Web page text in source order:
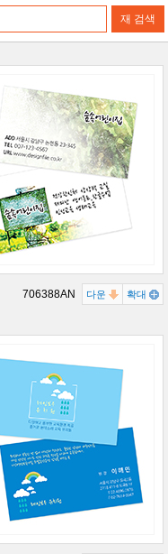
706388AN 다운 확대